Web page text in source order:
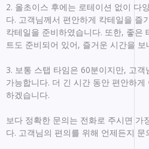
2. 올초이스 후에는 로테이션 없이 다
다. 고객님께서 편안하게 칵테일을 즐
칵테일을 준비하였습니다. 또한, 좋은
트도 준비되어 있어, 즐거운 시간을 보
3. 보통 스탭 타임은 60분이지만, 고
가능합니다. 더 긴 시간 동안 편안하
하겠습니다.
보다 정확한 문의는 전화로 주시면 가
다. 고객님의 편의를 위해 언제든지 문